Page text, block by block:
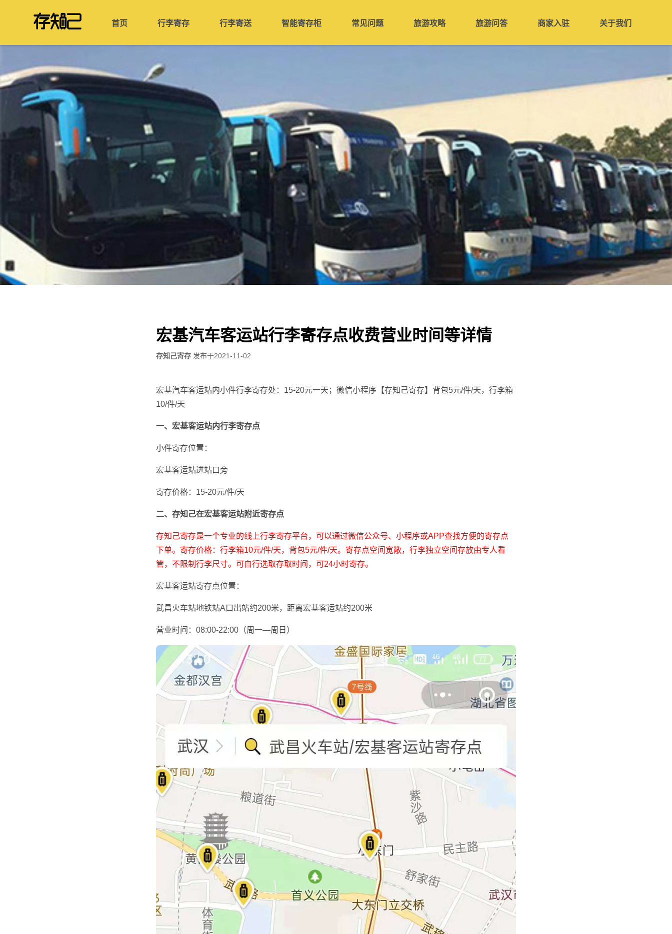
首页 行李寄存 行李寄送 智能寄存柜 常见问题 旅游攻略 旅游问答 商家入驻 关于我们
宏基汽车客运站行李寄存点收费营业时间等详情
存知己寄存 发布于2021-11-02
宏基汽车客运站内小件行李寄存处：15-20元一天；微信小程序【存知己寄存】背包5元/件/天，行李箱
10/件/天
一、 宏基客运站内行李寄存点
小件寄存位置：
宏基客运站进站口旁
寄存价格： 15-20元/件/天
二、存知己在宏基客运站附近寄存点
存知己寄存是一个专业的线上行李寄存平台，可以通过微信公众号、小程序或APP查找方便的寄存点
下单。寄存价格：行李箱10元/件/天，背包5元/件/天。寄存点空间宽敞，行李独立空间存放由专人看
管，不限制行李尺寸。 可自行选取存取时间，可24小时寄存。
宏基客运站寄存点位置：
武昌火车站地铁站A口出站约200米，距离宏基客运站约200米
营业时间：08:00-22:00（周一—周日）